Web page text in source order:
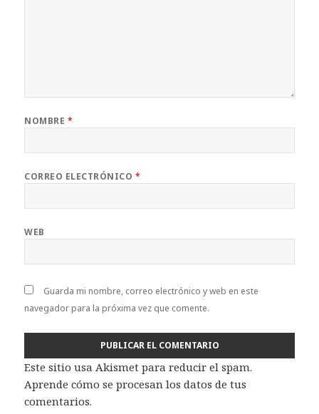
NOMBRE *
CORREO ELECTRÓNICO *
WEB
Guarda mi nombre, correo electrónico y web en este
navegador para la próxima vez que comente.
Este sitio usa Akismet para reducir el spam.
Aprende cómo se procesan los datos de tus
comentarios.